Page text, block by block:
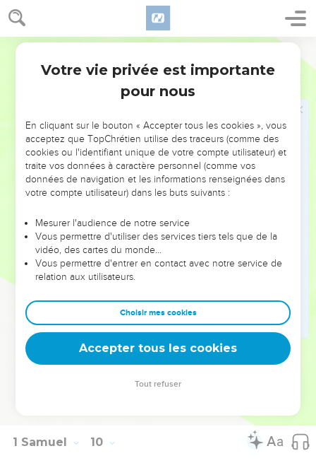
1 Samuel 9
le plus insignifiant de tous ceux que compte la tribu de
Benjamin ? Pourquoi donc me tiens-tu ce discours ? »
Samuel prit Saül et son serviteur, les fit entrer dans la salle
et leur donna une place à la tête des invités. Il y avait là une
Samuel dit au cuisinier : « Sers la portion que je t'ai
donnée en te disant de la mettre à part. »
Le cuisinier préleva la cuisse et ce qui l'entoure, et il la
servit à Saül. Samuel dit : « Voici ce qui a été réservé. Sers-
toi et mange, car on l'a gardé pour toi lorsque j'ai invité le
peuple. » Ainsi, Saül mangea avec Samuel ce jour-là.
s'entretint avec Saül sur la terrasse du toit.
Samuel consacre Saül comme roi d'Israël
26
appela Saül sur le toit en disant : « Viens et je te laisserai
partir. » Saül se leva et ils sortirent tous les deux, Samuel et
Quand ils furent descendus à la limite de la ville, Samuel
dit à Saül : « Dis à ton serviteur de passer devant nous. » Le
1 Samuel 10
Votre vie privée est importante
pour nous
En cliquant sur le bouton « Accepter tous les cookies », vous
acceptez que TopChrétien utilise des traceurs (comme des
cookies ou l'identifiant unique de votre compte utilisateur) et
traite vos données à caractère personnel (comme vos
données de navigation et les informations renseignées dans
votre compte utilisateur) dans les buts suivants :
Mesurer l'audience de notre service
Vous permettre d'utiliser des services tiers tels que de la
vidéo, des cartes du monde…
Vous permettre d'entrer en contact avec notre service de
relation aux utilisateurs.
Choisir mes cookies
Accepter tous les cookies
Tout refuser